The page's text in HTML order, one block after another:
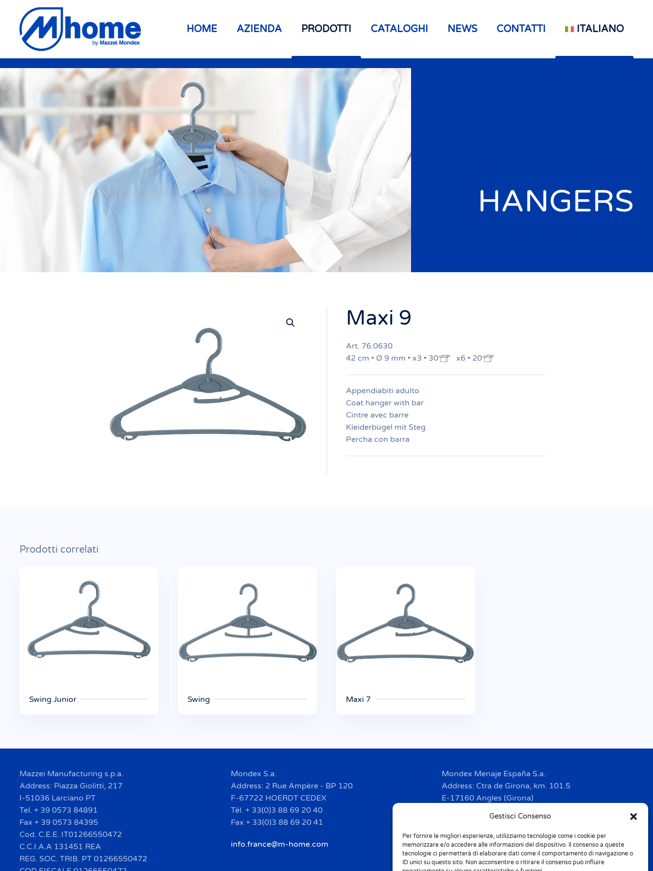
Gestisci Consenso
Per fornire le migliori esperienze, utilizziamo tecnologie come i cookie per
memorizzare e/o accedere alle informazioni del dispositivo. Il consenso a queste
tecnologie ci permetterà di elaborare dati come il comportamento di navigazione o
ID unici su questo sito. Non acconsentire o ritirare il consenso può influire
Skip to main content HOME AZIENDA PRODOTTI CATALOGHI NEWS CONTATTI ITALIANO
HANGERS
Maxi 9
Art. 76.0630
42 cm • Ø 9 mm • x3 • 30
x6 • 20
Appendiabiti adulto
Coat hanger with bar
Cintre avec barre
Kleiderbügel mit Steg
Percha con barra
Prodotti correlati
Swing Junior Swing Maxi 7
Mazzei Manufacturing s.p.a.
Address: Piazza Giolitti, 217
I-51036 Larciano PT
Tel. + 39 0573 84891
Fax + 39 0573 84395
Cod. C.E.E. IT01266550472
C.C.I.A.A 131451 REA
REG. SOC. TRIB. PT 01266550472
Mondex S.a.
Address: 2 Rue Ampère - BP 120
F-67722 HOERDT CEDEX
Tél. + 33(0)3 88 69 20 40
Fax + 33(0)3 88 69 20 41
info.france@m-home.com
Mondex Menaje España S.a.
Address: Ctra de Girona, km. 101.5
E-17160 Angles (Girona)
info.spain@m-home.com